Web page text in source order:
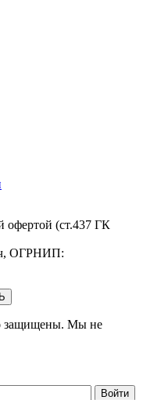
офертой (ст.437 ГК
ОГРНИП:
защищены. Мы не